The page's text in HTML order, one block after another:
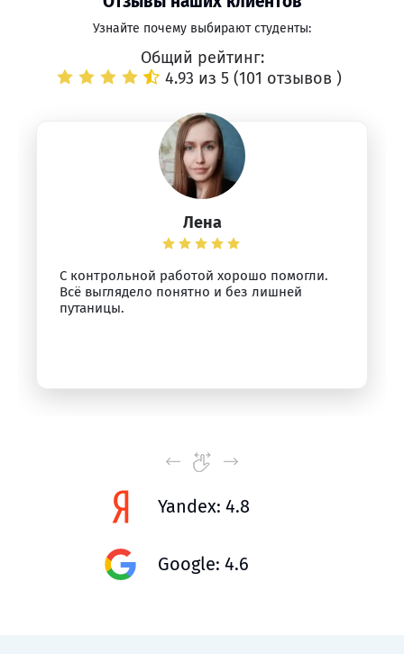
Узнайте почему выбирают студенты:
Общий рейтинг:
4.93 из 5 (101 отзывов )
Лена
С контрольной работой хорошо помогли.
Всё выглядело понятно и без лишней
путаницы.
Yandex: 4.8
Google: 4.6